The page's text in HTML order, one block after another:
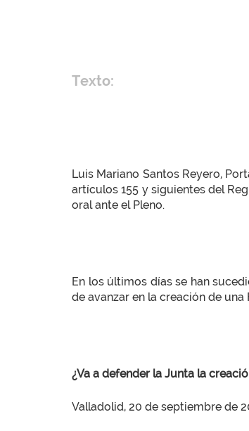
Texto:
Luis Mariano Santos Reyero,
artículos 155 y siguientes del
oral ante el Pleno.
En los últimos días se han
de avanzar en la creación de
¿Va a defender la Junta la
Valladolid, 20 de septiembre de